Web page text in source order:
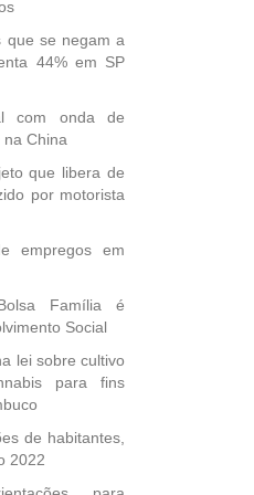
que se negam a
44% em SP
com onda de
China
que libera de
por motorista
empregos em
Família é
Social
lei sobre cultivo
para fins
de habitantes,
2022